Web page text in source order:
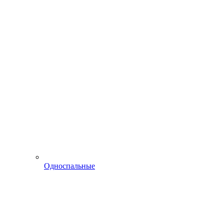
Односпальные